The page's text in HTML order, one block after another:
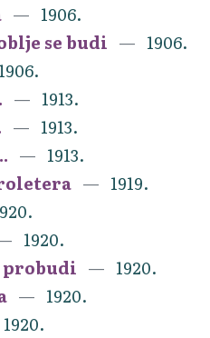
1906.
se budi
1906.
1906.
1913.
1913.
1913.
1919.
1920.
probudi
1920.
1920.
1920.